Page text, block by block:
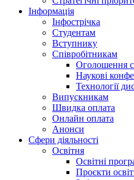
Інформація
Інфострічка
Студентам
Вступнику
Співробітникам
Оголошення
Наукові
Технології
Випускникам
Швидка оплата
Онлайн оплата
Анонси
Сфери діяльності
Освітня
Освітні
Проєкти